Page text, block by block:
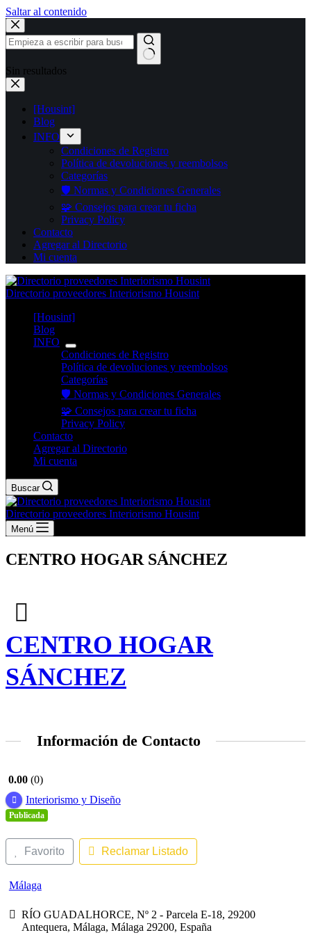
Saltar al contenido
Sin resultados
[Housint]
Blog
INFO
Condiciones de Registro
Política de devoluciones y reembolsos
Categorías
🛡️ Normas y Condiciones Generales
🧩 Consejos para crear tu ficha
Privacy Policy
Contacto
Agregar al Directorio
Mi cuenta
Directorio proveedores Interiorismo Housint
[Housint]
Blog
INFO
Condiciones de Registro
Política de devoluciones y reembolsos
Categorías
🛡️ Normas y Condiciones Generales
🧩 Consejos para crear tu ficha
Privacy Policy
Contacto
Agregar al Directorio
Mi cuenta
Buscar
Directorio proveedores Interiorismo Housint
Menú
CENTRO HOGAR SÁNCHEZ
CENTRO HOGAR
SÁNCHEZ
Información de Contacto
0.00 0
Interiorismo y Diseño
Publicada
Favorito Reclamar Listado
Málaga
RÍO GUADALHORCE, Nº 2 - Parcela E-18, 29200
Antequera, Málaga, Málaga 29200, España